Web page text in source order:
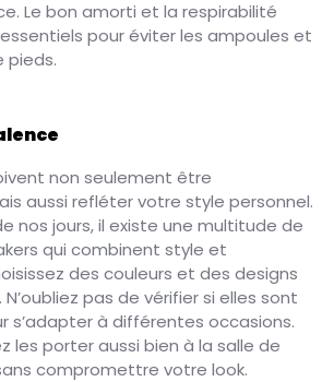
Le bon amorti et la respirabilité
pour éviter les ampoules et
pieds.
non seulement être
aussi refléter votre style personnel.
nos jours, il existe une multitude de
qui combinent style et
des couleurs et des designs
pas de vérifier si elles sont
s’adapter à différentes occasions.
les porter aussi bien à la salle de
compromettre votre look.